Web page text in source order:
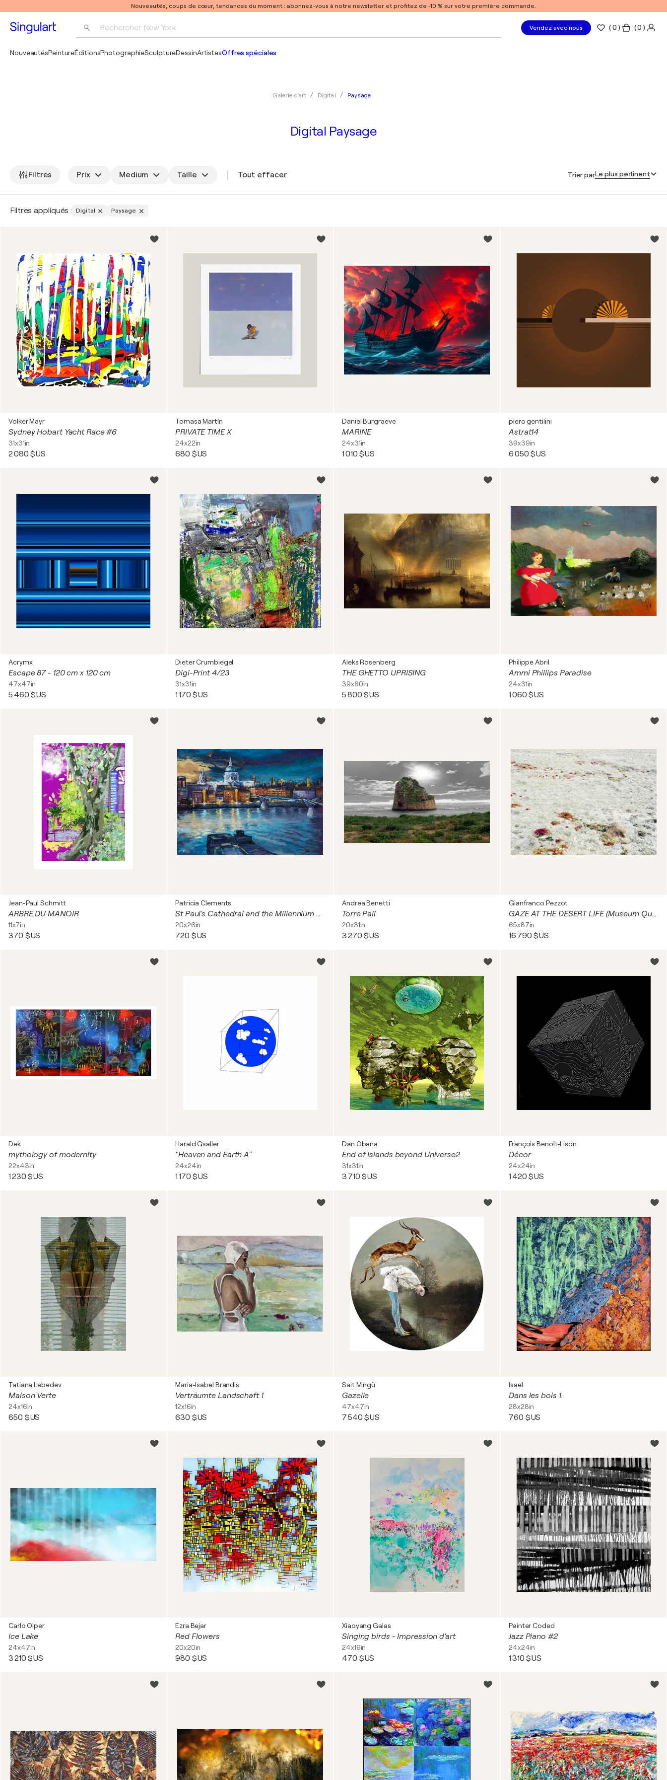
Nouveautés, coups de cœur, tendances du moment : abonnez-vous à notre newsletter et profitez de -10 % sur votre première commande.
Rechercher New York Vendez avec nous (0 ) ( 0 )
NouveautésPeintureÉditionsPhotographieSculptureDessinArtistesOffres spéciales
Galerie d'art Digital Paysage
Digital Paysage
Filtres Prix Medium Taille Tout effacer Trier parLe plus pertinent
Filtres appliqués : Digital Paysage
Volker Mayr
Sydney Hobart Yacht Race #6
31x31in
2 080 $US
Tomasa Martín
PRIVATE TIME X
24x22in
680 $US
Daniel Burgraeve
MARINE
24x31in
1 010 $US
piero gentilini
Astrat14
39x39in
6 050 $US
Acrymx
Escape 87 - 120 cm x 120 cm
47x47in
5 460 $US
Dieter Crumbiegel
Digi-Print 4/23
31x31in
1 170 $US
Aleks Rosenberg
THE GHETTO UPRISING
39x60in
5 800 $US
Philippe Abril
Ammi Phillips Paradise
24x31in
1 060 $US
Jean-Paul Schmitt
ARBRE DU MANOIR
11x7in
370 $US
Patricia Clements
St Paul's Cathedral and the Millennium Bridge Giclee Print
20x26in
720 $US
Andrea Benetti
Torre Pali
20x31in
3 270 $US
Gianfranco Pezzot
GAZE AT THE DESERT LIFE (Museum Quality Fine Art print / Archival Pigment Print)
65x87in
16 790 $US
Dek
mythology of modernity
22x43in
1 230 $US
Harald Gsaller
"Heaven and Earth A"
24x24in
1 170 $US
Dan Obana
End of Islands beyond Universe2
31x31in
3 710 $US
François Benoît-Lison
Décor
24x24in
1 420 $US
Tatiana Lebedev
Maison Verte
24x16in
650 $US
Maria-Isabel Brandis
Verträumte Landschaft 1
12x16in
630 $US
Sait Mingü
Gazelle
47x47in
7 540 $US
Isael
Dans les bois 1.
28x28in
760 $US
Carlo Olper
Ice Lake
24x47in
3 210 $US
Ezra Bejar
Red Flowers
20x20in
980 $US
Xiaoyang Galas
Singing birds - Impression d'art
24x16in
470 $US
Painter Coded
Jazz Piano #2
24x24in
1 310 $US